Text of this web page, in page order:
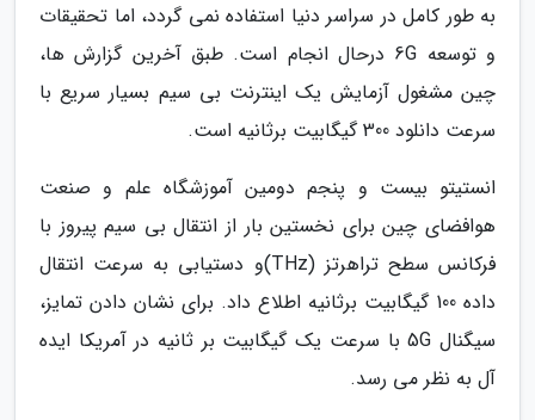
به طور کامل در سراسر دنیا استفاده نمی گردد، اما تحقیقات
و توسعه 6G درحال انجام است. طبق آخرین گزارش ها،
چین مشغول آزمایش یک اینترنت بی سیم بسیار سریع با
سرعت دانلود 300 گیگابیت برثانیه است.
انستیتو بیست و پنجم دومین آموزشگاه علم و صنعت
هوافضای چین برای نخستین بار از انتقال بی سیم پیروز با
فرکانس سطح تراهرتز (THz)و دستیابی به سرعت انتقال
داده 100 گیگابیت برثانیه اطلاع داد. برای نشان دادن تمایز،
سیگنال 5G با سرعت یک گیگابیت بر ثانیه در آمریکا ایده
آل به نظر می رسد.